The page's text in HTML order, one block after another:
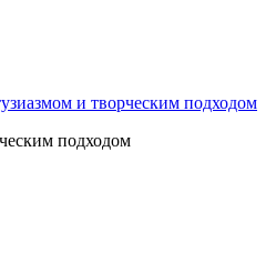
и творческим подходом
подходом